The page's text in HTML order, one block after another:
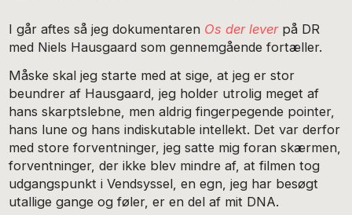
I går aftes så jeg dokumentaren Os der leverpå DR
med Niels Hausgaard som gennemgående fortæller.
Måske skal jeg starte med at sige, at jeg er stor
beundrer af Hausgaard, jeg holder utrolig meget af
hans skarptslebne, men aldrig fingerpegende pointer,
hans lune og hans indiskutable intellekt. Det var derfor
med store forventninger, jeg satte mig foran skærmen,
forventninger, der ikke blev mindre af, at filmen tog
udgangspunkt i Vendsyssel, en egn, jeg har besøgt
utallige gange og føler, er en del af mit DNA.